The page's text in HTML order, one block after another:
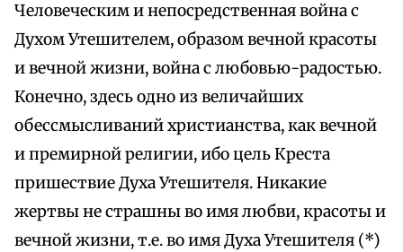
Человеческим и непосредственная война с
Духом Утешителем, образом вечной красоты
и вечной жизни, война с любовью-радостью.
Конечно, здесь одно из величайших
обессмысливаний христианства, как вечной
и премирной религии, ибо цель Креста
пришествие Духа Утешителя. Никакие
жертвы не страшны во имя любви, красоты и
вечной жизни, т.е. во имя Духа Утешителя (*)